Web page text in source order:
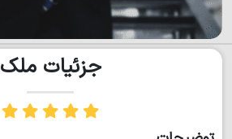
جزئیات ملک